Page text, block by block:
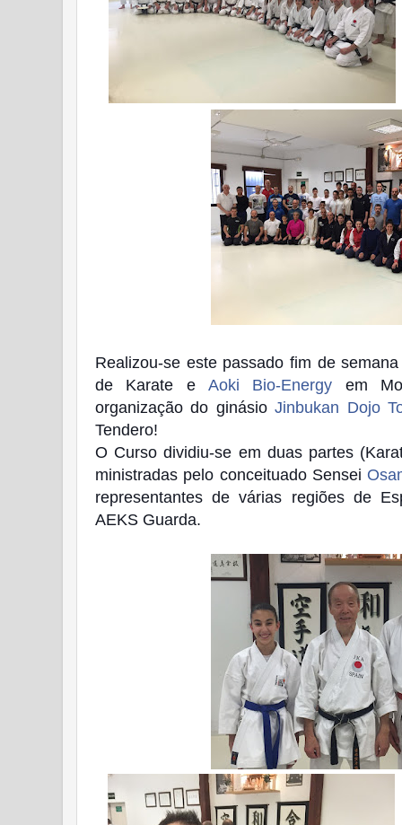
Realizou-se este passado fim de
de Karate e Aoki Bio-Energy em
organização do ginásioJinbukan Dojo
Tendero!
O Curso dividiu-se em duas partes
ministradas pelo conceituado Sensei
representantes de várias regiões de
AEKS Guarda.